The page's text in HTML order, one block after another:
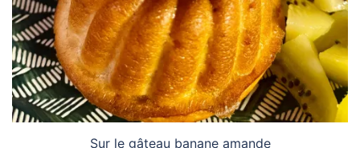
Sur le gâteau banane amande